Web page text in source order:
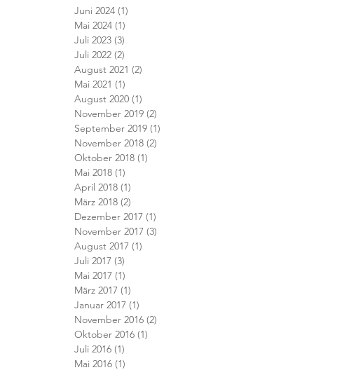
Juni 2024 (1)
Mai 2024 (1)
Juli 2023 (3)
Juli 2022 (2)
August 2021 (2)
Mai 2021 (1)
August 2020 (1)
November 2019 (2)
September 2019 (1)
November 2018 (2)
Oktober 2018 (1)
Mai 2018 (1)
April 2018 (1)
März 2018 (2)
Dezember 2017 (1)
November 2017 (3)
August 2017 (1)
Juli 2017 (3)
Mai 2017 (1)
März 2017 (1)
Januar 2017 (1)
November 2016 (2)
Oktober 2016 (1)
Juli 2016 (1)
Mai 2016 (1)